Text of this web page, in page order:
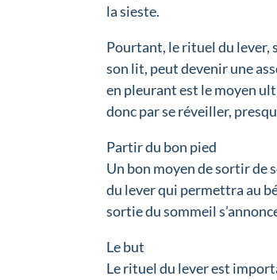
la sieste.
Pourtant, le rituel du lever,
son lit, peut devenir une
en pleurant est le moyen
donc par se réveiller,
Partir du bon pied
Un bon moyen de sortir de
du lever qui permettra au
sortie du sommeil
Le but
Le rituel du lever est